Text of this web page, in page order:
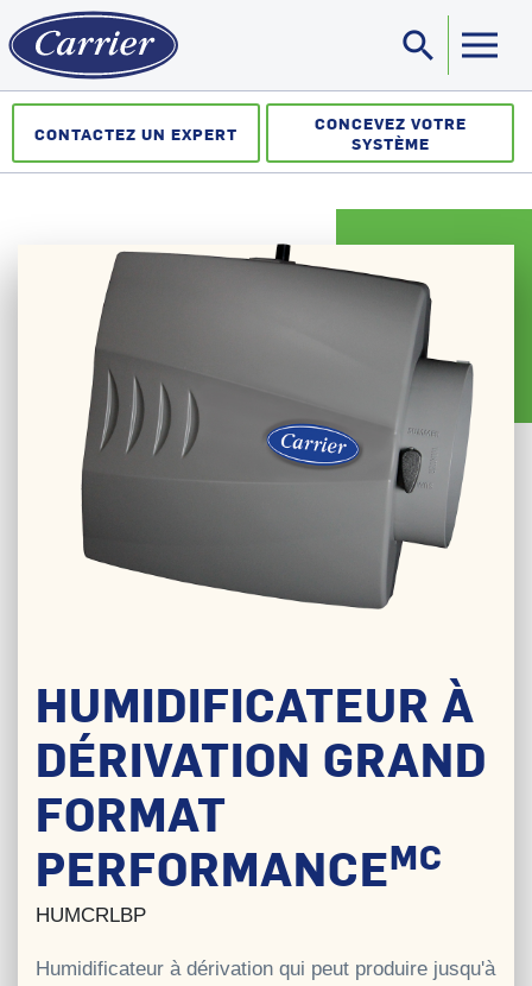
search
CONTACTEZ UN EXPERT
CONCEVEZ VOTRE
SYSTÈME
HUMIDIFICATEUR À
DÉRIVATION GRAND
FORMAT
PERFORMANCEMC
HUMCRLBP
Humidificateur à dérivation qui peut produire jusqu'à